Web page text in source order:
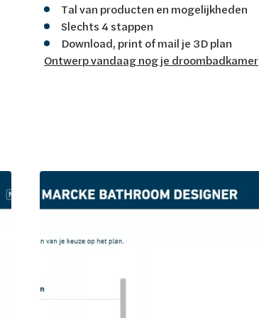
Tal van producten en mogelijkheden
Slechts 4 stappen
Download, print of mail je 3D plan
Ontwerp vandaag nog je droombadkamer